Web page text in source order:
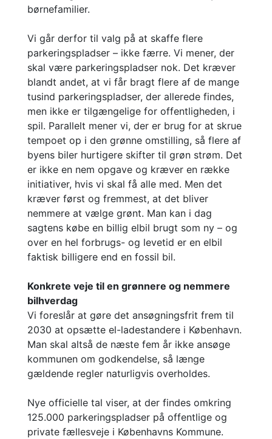
børnefamilier.
Vi går derfor til valg på at skaffe flere
parkeringspladser – ikke færre. Vi mener, der
skal være parkeringspladser nok. Det kræver
blandt andet, at vi får bragt flere af de mange
tusind parkeringspladser, der allerede findes,
men ikke er tilgængelige for offentligheden, i
spil. Parallelt mener vi, der er brug for at skrue
tempoet op i den grønne omstilling, så flere af
byens biler hurtigere skifter til grøn strøm. Det
er ikke en nem opgave og kræver en række
initiativer, hvis vi skal få alle med. Men det
kræver først og fremmest, at det bliver
nemmere at vælge grønt. Man kan i dag
sagtens købe en billig elbil brugt som ny – og
over en hel forbrugs- og levetid er en elbil
faktisk billigere end en fossil bil.
Konkrete veje til en grønnere og nemmere
bilhverdag
Vi foreslår at gøre det ansøgningsfrit frem til
2030 at opsætte el-ladestandere i København.
Man skal altså de næste fem år ikke ansøge
kommunen om godkendelse, så længe
gældende regler naturligvis overholdes.
Nye officielle tal viser, at der findes omkring
125.000 parkeringspladser på offentlige og
private fællesveje i Københavns Kommune.